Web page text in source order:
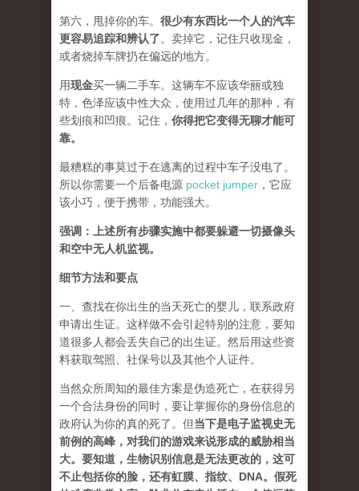
第六，甩掉你的车。 很少有东西比一个人的汽车
更容易追踪和辨认了。卖掉它，记住只收现金，
或者烧掉车牌扔在偏远的地方。
用现金买一辆二手车。这辆车不应该华丽或独
特，色泽应该中性大众，使用过几年的那种，有
些划痕和凹痕。记住， 你得把它变得无聊才能可
靠。
最糟糕的事莫过于在逃离的过程中车子没电了。
所以你需要一个后备电源 pocket jumper ，它应
该小巧，便于携带，功能强大。
强调：上述所有步骤实施中都要躲避一切摄像头
和空中无人机监视。
细节方法和要点
一、查找在你出生的当天死亡的婴儿，联系政府
申请出生证。这样做不会引起特别的注意，要知
道很多人都会丢失自己的出生证。然后用这些资
料获取驾照、社保号以及其他个人证件。
当然众所周知的最佳方案是伪造死亡，在获得另
一个合法身份的同时，要让掌握你的身份信息的
政府认为你的真的死了。但当下是电子监视史无
前例的高峰，对我们的游戏来说形成的威胁相当
大。要知道，生物识别信息是无法更改的，这可
不止包括你的脸，还有虹膜、指纹、DNA。假死